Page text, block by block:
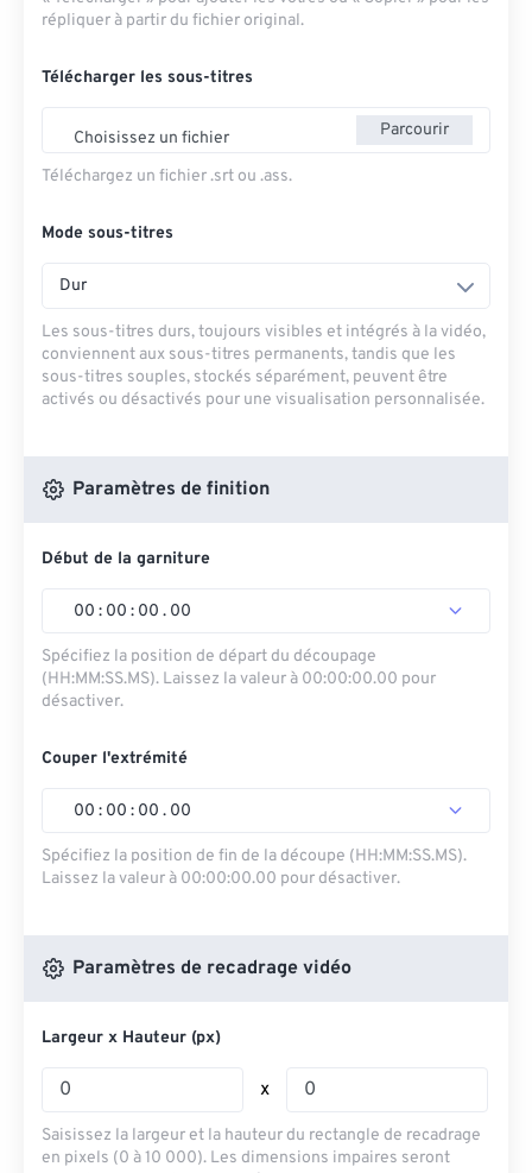
répliquer à partir du fichier original.
Télécharger les sous-titres
Choisissez un fichier Parcourir
Téléchargez un fichier .srt ou .ass.
Mode sous-titres
Dur
Les sous-titres durs, toujours visibles et intégrés à la vidéo,
conviennent aux sous-titres permanents, tandis que les
sous-titres souples, stockés séparément, peuvent être
activés ou désactivés pour une visualisation personnalisée.
Paramètres de finition
Début de la garniture
00 : 00 : 00 . 00
Spécifiez la position de départ du découpage
(HH:MM:SS.MS). Laissez la valeur à 00:00:00.00 pour
désactiver.
Couper l'extrémité
00 : 00 : 00 . 00
Spécifiez la position de fin de la découpe (HH:MM:SS.MS).
Laissez la valeur à 00:00:00.00 pour désactiver.
Paramètres de recadrage vidéo
Largeur x Hauteur (px)
x
Saisissez la largeur et la hauteur du rectangle de recadrage
en pixels (0 à 10 000). Les dimensions impaires seront